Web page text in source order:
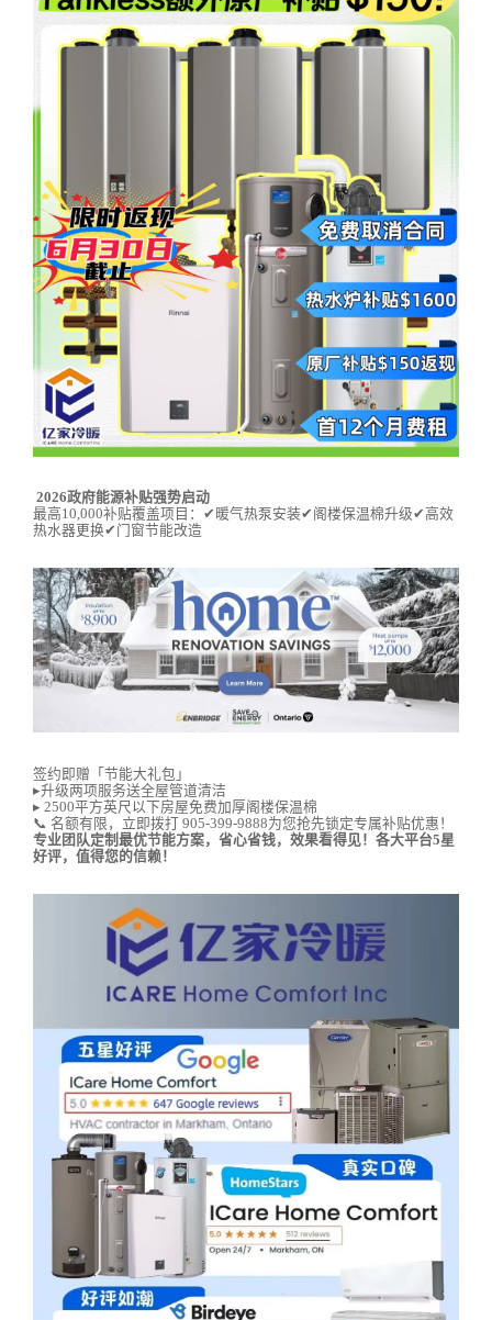
2026政府能源补贴强势启动
最高10,000补贴覆盖项目：✔暖气热泵安装✔阁楼保温棉升级✔高效
热水器更换✔门窗节能改造
签约即赠「节能大礼包」
▸升级两项服务送全屋管道清洁
▸ 2500平方英尺以下房屋免费加厚阁楼保温棉
📞 名额有限，立即拨打 905-399-9888为您抢先锁定专属补贴优惠！
专业团队定制最优节能方案，省心省钱，效果看得见！各大平台5星
好评，值得您的信赖！